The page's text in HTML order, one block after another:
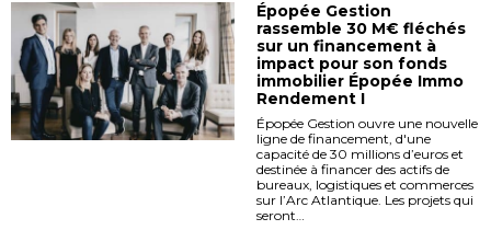
Épopée Gestion
rassemble 30 M€ fléchés
sur un financement à
impact pour son fonds
immobilier Épopée Immo
Rendement I
Épopée Gestion ouvre une nouvelle
ligne de financement, d'une
capacité de 30 millions d’euros et
destinée à financer des actifs de
bureaux, logistiques et commerces
sur l’Arc Atlantique. Les projets qui
seront…